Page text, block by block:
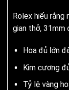
Rolex hiểu
gian thở, 31mm
Hoa đủ lớn
Kim cương
Tỷ lệ vàng